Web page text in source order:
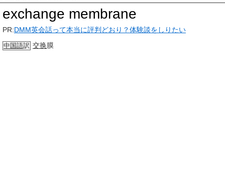
exchange membrane
PR:DMM英会話って本当に評判どおり？体験談をしりたい
中国語訳 交换膜